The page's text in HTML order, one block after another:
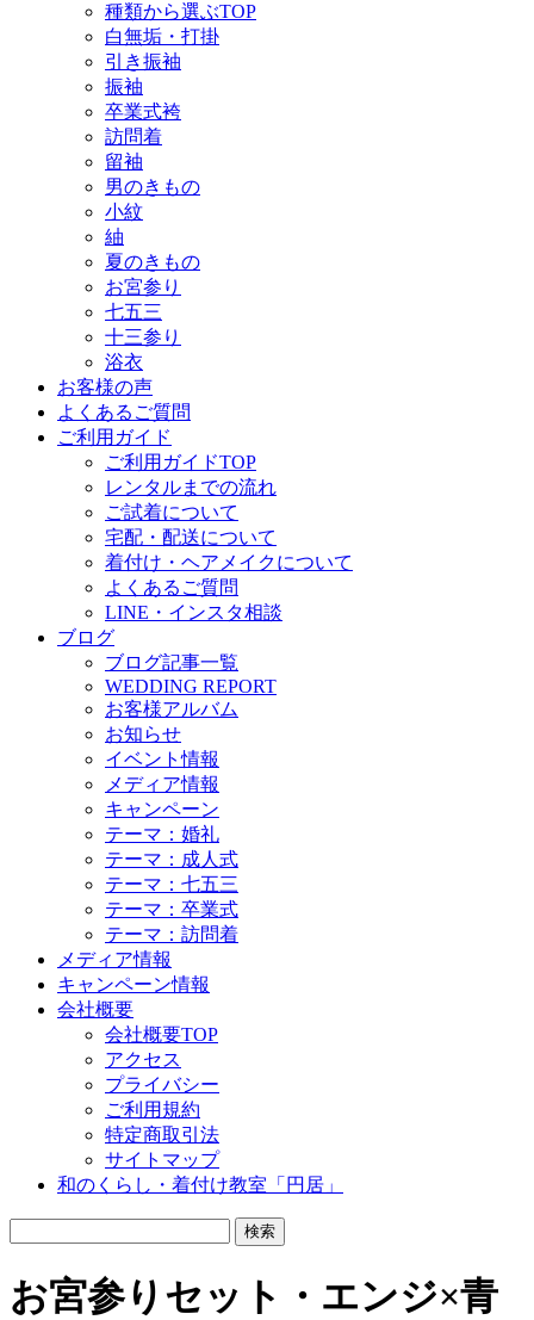
種類から選ぶTOP
白無垢・打掛
引き振袖
振袖
卒業式袴
訪問着
留袖
男のきもの
小紋
紬
夏のきもの
お宮参り
七五三
十三参り
浴衣
お客様の声
よくあるご質問
ご利用ガイド
ご利用ガイドTOP
レンタルまでの流れ
ご試着について
宅配・配送について
着付け・ヘアメイクについて
よくあるご質問
LINE・インスタ相談
ブログ
ブログ記事一覧
WEDDING REPORT
お客様アルバム
お知らせ
イベント情報
メディア情報
キャンペーン
テーマ：婚礼
テーマ：成人式
テーマ：七五三
テーマ：卒業式
テーマ：訪問着
メディア情報
キャンペーン情報
会社概要
会社概要TOP
アクセス
プライバシー
ご利用規約
特定商取引法
サイトマップ
和のくらし・着付け教室「円居」
お宮参りセット・エンジ×青